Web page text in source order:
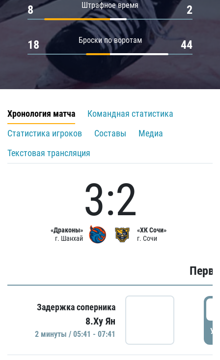
Штрафное время
8 2
Броски по воротам
18 44
Хронология матча
Командная статистика
Статистика игроков
Составы
Медиа
Текстовая трансляция
«Драконы»
г. Шанхай
3:2
«ХК Сочи»
г. Сочи
Задержка соперника
8.Ху Ян
2 минуты / 05:41 - 07:41